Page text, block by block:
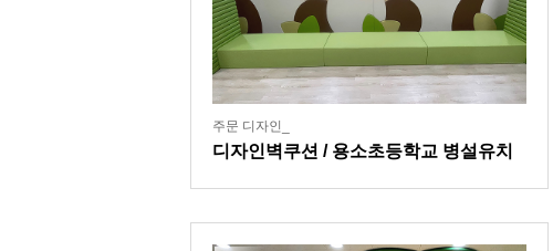
주문 디자인_
디자인벽쿠션 / 용소초등학교 병설유치